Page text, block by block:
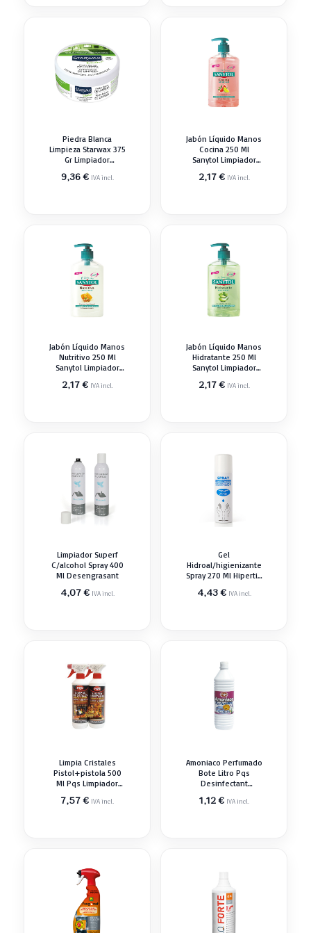
Piedra Blanca
Limpieza Starwax 375
Gr Limpiador
9,36€ IVA incl.
Jabón Líquido Manos
Cocina 250 Ml
Sanytol Limpiador
2,17€ IVA incl.
Jabón Líquido Manos
Nutritivo 250 Ml
Sanytol Limpiador
2,17€ IVA incl.
Jabón Líquido Manos
Hidratante 250 Ml
Sanytol Limpiador
2,17€ IVA incl.
Limpiador Superf
C/alcohol Spray 400
Ml Desengrasant
4,07€ IVA incl.
Gel
Hidroal/higienizante
Spray 270 Ml Hipertin
Desengrasant
4,43€ IVA incl.
Limpia Cristales
Pistol+pistola 500
Ml Pqs Limpiador
7,57€ IVA incl.
Amoniaco Perfumado
Bote Litro Pqs
Desinfectant
1,12€ IVA incl.